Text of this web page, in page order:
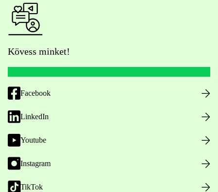
Kövess minket!
Facebook
LinkedIn
Youtube
Instagram
TikTok